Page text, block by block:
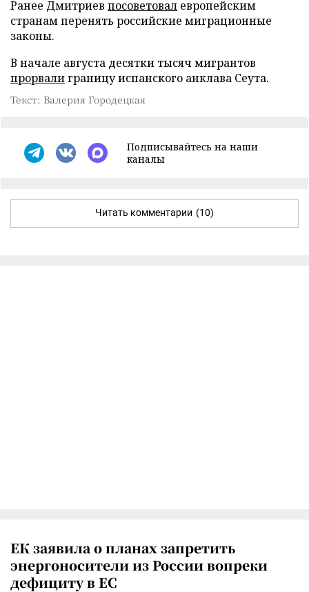
Ранее Дмитриев посоветовал европейским
странам перенять российские миграционные
законы.
В начале августа десятки тысяч мигрантов
прорвалиграницу испанского анклава Сеута.
Текст: Валерия Городецкая
Подписывайтесь на наши
каналы
Читать комментарии (10)
ЕК заявила о планах запретить
энергоносители из России вопреки
дефициту в ЕС